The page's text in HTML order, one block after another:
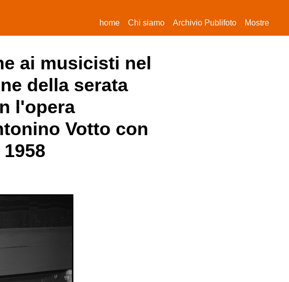
home(current)
Chi siamo Archivio Publifoto Mostre
ai musicisti nel
della serata
l'opera
Votto con